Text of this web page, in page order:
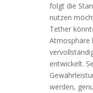
folgt die
nutzen
Tether
Atmosphäre
entwickelt.
werden,